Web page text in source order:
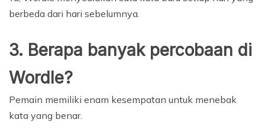
berbeda dari hari sebelumnya.
3. Berapa banyak percobaan di
Wordle?
Pemain memiliki enam kesempatan untuk menebak
kata yang benar.